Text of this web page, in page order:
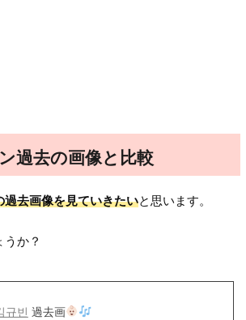
過去の画像と比較
過去画像を見ていきたいと思います。
か？
규빈 過去画